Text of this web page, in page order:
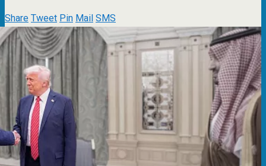
ShareTweetPinMailSMS